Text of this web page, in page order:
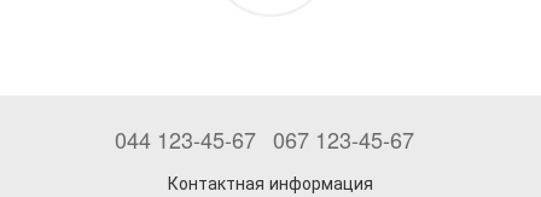
044 123-45-67 067 123-45-67
Контактная информация